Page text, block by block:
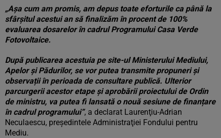
„Aşa cum am promis, am depus toate eforturile ca până la
sfârşitul acestui an să finalizăm în procent de 100%
evaluarea dosarelor în cadrul Programului Casa Verde
Fotovoltaice.
După publicarea acestuia pe site-ul Ministerului Mediului,
Apelor și Pădurilor, se vor putea transmite propuneri și
observații în perioada de consultare publică. Ulterior
parcurgerii acestor etape și aprobării proiectului de Ordin
de ministru, va putea fi lansată o nouă sesiune de finanțare
în cadrul programului”, a declarat Laurenţiu-Adrian
Neculaescu, preşedintele Administraţiei Fondului pentru
Mediu.